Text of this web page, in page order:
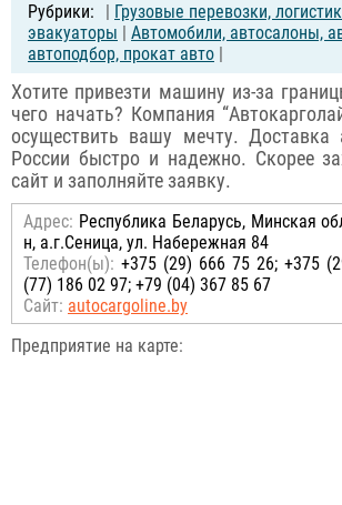
| Грузовые перевозки,
эвакуаторы | Автомобили, автосалоны,
автоподбор, прокат авто |
Хотите привезти машину из-за
чего начать? Компания
осуществить вашу мечту. Доставка
России быстро и надежно. Скорее
сайт и заполняйте заявку.
Адрес: Республика Беларусь, Минская
н, а.г.Сеница, ул. Набережная 84
Телефон(ы): +375 (29) 666 75 26; +375
(77) 186 02 97; +79 (04) 367 85 67
Сайт: autocargoline.by
Предприятие на карте: